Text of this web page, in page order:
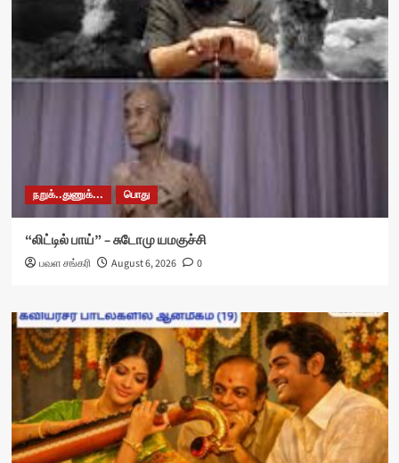
நறுக்..துணுக்... பொது
“லிட்டில் பாய்” – சுடோமு யமகுச்சி
பவள சங்கரி August 6, 2026 0